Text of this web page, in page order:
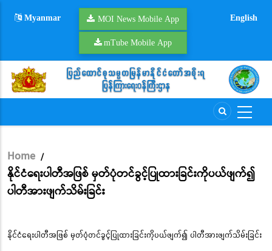
Myanmar MOI News Mobile App
mTube Mobile App
English
Breadcrumb
Home /
နိုင်ငံရေးပါတီအဖြစ် မှတ်ပုံတင်ခွင့်ပြုထားခြင်းကိုပယ်ဖျက်၍
ပါတီအားဖျက်သိမ်းခြင်း
နိုင်ငံရေးပါတီအဖြစ် မှတ်ပုံတင်ခွင့်ပြုထားခြင်းကိုပယ်ဖျက်၍ ပါတီအားဖျက်သိမ်းခြင်း